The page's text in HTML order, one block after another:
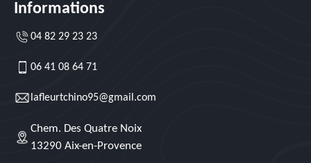
Informations
04 82 29 23 23
06 41 08 64 71
lafleurtchino95@gmail.com
Chem. Des Quatre Noix
13290 Aix-en-Provence